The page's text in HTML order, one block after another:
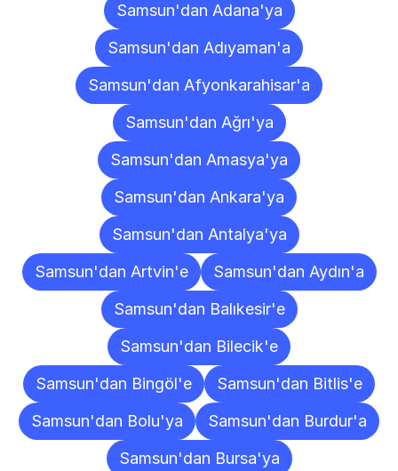
Samsun'dan Adana'ya
Samsun'dan Adıyaman'a
Samsun'dan Afyonkarahisar'a
Samsun'dan Ağrı'ya
Samsun'dan Amasya'ya
Samsun'dan Ankara'ya
Samsun'dan Antalya'ya
Samsun'dan Artvin'e
Samsun'dan Aydın'a
Samsun'dan Balıkesir'e
Samsun'dan Bilecik'e
Samsun'dan Bingöl'e
Samsun'dan Bitlis'e
Samsun'dan Bolu'ya
Samsun'dan Burdur'a
Samsun'dan Bursa'ya